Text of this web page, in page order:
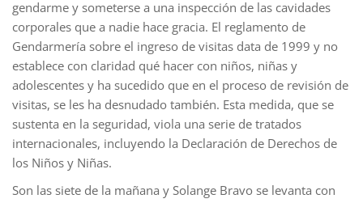
gendarme y someterse a una inspección de las cavidades
corporales que a nadie hace gracia. El reglamento de
Gendarmería sobre el ingreso de visitas data de 1999 y no
establece con claridad qué hacer con niños, niñas y
adolescentes y ha sucedido que en el proceso de revisión de
visitas, se les ha desnudado también. Esta medida, que se
sustenta en la seguridad, viola una serie de tratados
internacionales, incluyendo la Declaración de Derechos de
los Niños y Niñas.
Son las siete de la mañana y Solange Bravo se levanta con